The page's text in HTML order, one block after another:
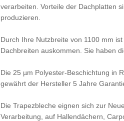
verarbeiten. Vorteile der Dachplatten
produzieren.
Durch Ihre Nutzbreite von 1100 mm
Dachbreiten auskommen. Sie haben
Die 25 µm Polyester-Beschichtung in
gewährt der Hersteller 5 Jahre
Die Trapezbleche eignen sich zur
Verarbeitung, auf Hallendächern,